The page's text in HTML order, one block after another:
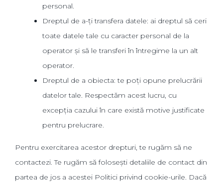
personal.
Dreptul de a-ți transfera datele: ai dreptul să ceri
toate datele tale cu caracter personal de la
operator și să le transferi în întregime la un alt
operator.
Dreptul de a obiecta: te poți opune prelucrării
datelor tale. Respectăm acest lucru, cu
excepția cazului în care există motive justificate
pentru prelucrare.
Pentru exercitarea acestor drepturi, te rugăm să ne
contactezi. Te rugăm să folosești detaliile de contact din
partea de jos a acestei Politici privind cookie-urile. Dacă